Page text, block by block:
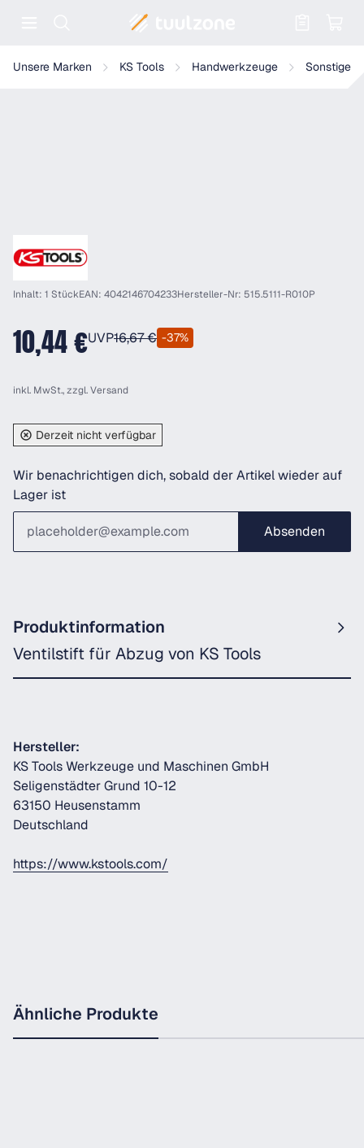
Unsere Marken KS Tools Handwerkzeuge Sonstiges
KS Tools Ventilstift für Abzug
Inhalt: 1 StückEAN: 4042146704233Hersteller-Nr: 515.5111-R010P
10,44 €UVP16,67 € -37%
inkl. MwSt., zzgl.Versand
Derzeit nicht verfügbar
Wir benachrichtigen dich, sobald der Artikel wieder auf
Lager ist
Absenden
Produktinformation
Ventilstift für Abzug von KS Tools
Hersteller:
KS Tools Werkzeuge und Maschinen GmbH
Seligenstädter Grund 10-12
63150 Heusenstamm
Deutschland
https://www.kstools.com/
Ähnliche Produkte